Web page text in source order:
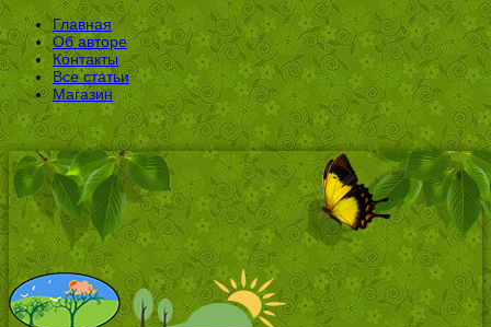
Главная
Об авторе
Контакты
Все статьи
Магазин